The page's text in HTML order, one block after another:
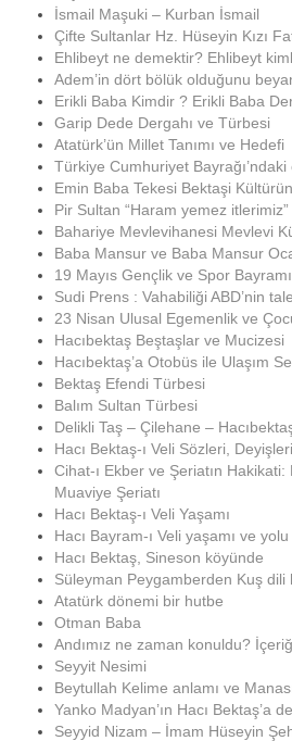
İsmail Maşuki – Kurban İsmail
Çifte Sultanlar Hz. Hüseyin Kızı
Ehlibeyt ne demektir? Ehlibeyt
Adem’in dört bölük olduğunu
Erikli Baba Kimdir ? Erikli Baba
Garip Dede Dergahı ve Türbesi
Atatürk’ün Millet Tanımı ve Hedefi
Türkiye Cumhuriyet
Emin Baba Tekesi Bektaşi
Pir Sultan “Haram yemez itlerimiz”
Bahariye Mevlevihanesi Mevlevi
Baba Mansur ve Baba Mansur
19 Mayıs Gençlik ve Spor
Sudi Prens : Vahabiliği ABD’nin
23 Nisan Ulusal Egemenlik ve
Hacıbektaş Beştaşlar ve Mucizesi
Hacıbektaş’a Otobüs ile Ulaşım
Bektaş Efendi Türbesi
Balım Sultan Türbesi
Delikli Taş – Çilehane –
Hacı Bektaş-ı Veli Sözleri, Deyişleri
Cihat-ı Ekber ve Şeriatın
Muaviye Şeriatı
Hacı Bektaş-ı Veli Yaşamı
Hacı Bayram-ı Veli yaşamı ve yolu
Hacı Bektaş, Sineson köyünde
Süleyman Peygamberden Kuş dili
Atatürk dönemi bir hutbe
Otman Baba
Andımız ne zaman konuldu?
Seyyit Nesimi
Beytullah Kelime anlamı ve
Yanko Madyan’ın Hacı Bektaş’a
Seyyid Nizam – İmam Hüseyin